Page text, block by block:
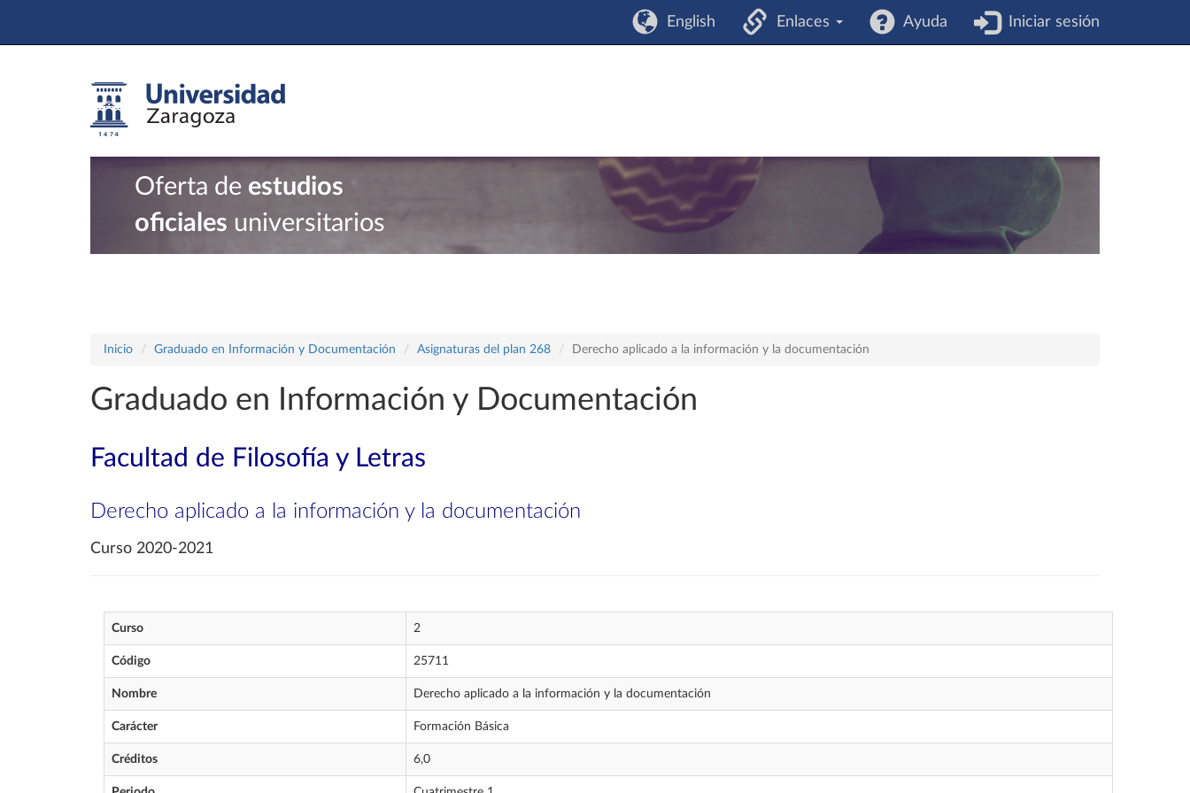
English Enlaces Ayuda Iniciar sesión
Oferta de estudios
oficiales universitarios
Inicio Graduado en Información y Documentación Asignaturas del plan 268 Derecho aplicado a la información y la documentación
Graduado en Información y Documentación
Facultad de Filosofía y Letras
Derecho aplicado a la información y la documentación
Curso 2020-2021
Curso 2
Código 25711
Nombre Derecho aplicado a la información y la documentación
Carácter Formación Básica
Créditos 6,0